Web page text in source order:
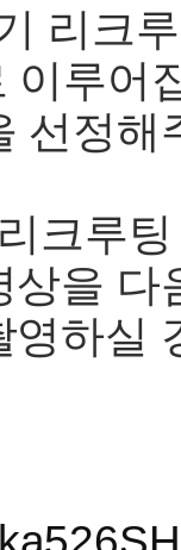
리크
이루
선정해
크루
상을
영하실